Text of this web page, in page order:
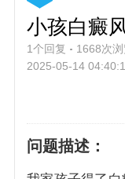
小孩白癜
1个回复
1668次
2025-05-14
问题描述：